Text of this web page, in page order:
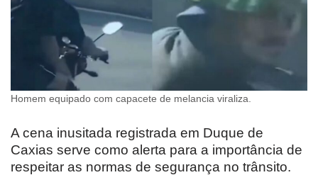
Homem equipado com capacete de melancia viraliza.
A cena inusitada registrada em Duque de
Caxias serve como alerta para a importância de
respeitar as normas de segurança no trânsito.